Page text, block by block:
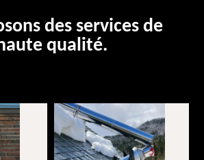
des services de
qualité.